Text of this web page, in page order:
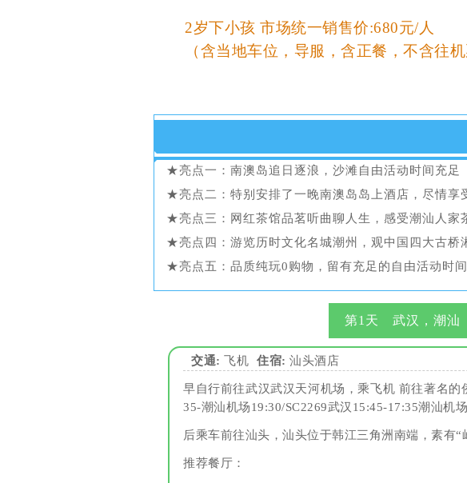
2岁下小孩 市场统一销售价:680元/人
（含当地车位，导服，含正餐，不含往机
★亮点一：南澳岛追日逐浪，沙滩自由活动时间充足
★亮点二：特别安排了一晚南澳岛岛上酒店，尽情享
★亮点三：网红茶馆品茗听曲聊人生，感受潮汕人家
★亮点四：游览历时文化名城潮州，观中国四大古桥
★亮点五：品质纯玩0购物，留有充足的自由活动时
第1天 武汉，潮汕
交通: 飞机 住宿: 汕头酒店
早自行前往武汉武汉天河机场，乘飞机 前往著名的
35-潮汕机场19:30/SC2269武汉15:45-17:35潮汕机场
后乘车前往汕头，汕头位于韩江三角洲南端，素有
推荐餐厅：